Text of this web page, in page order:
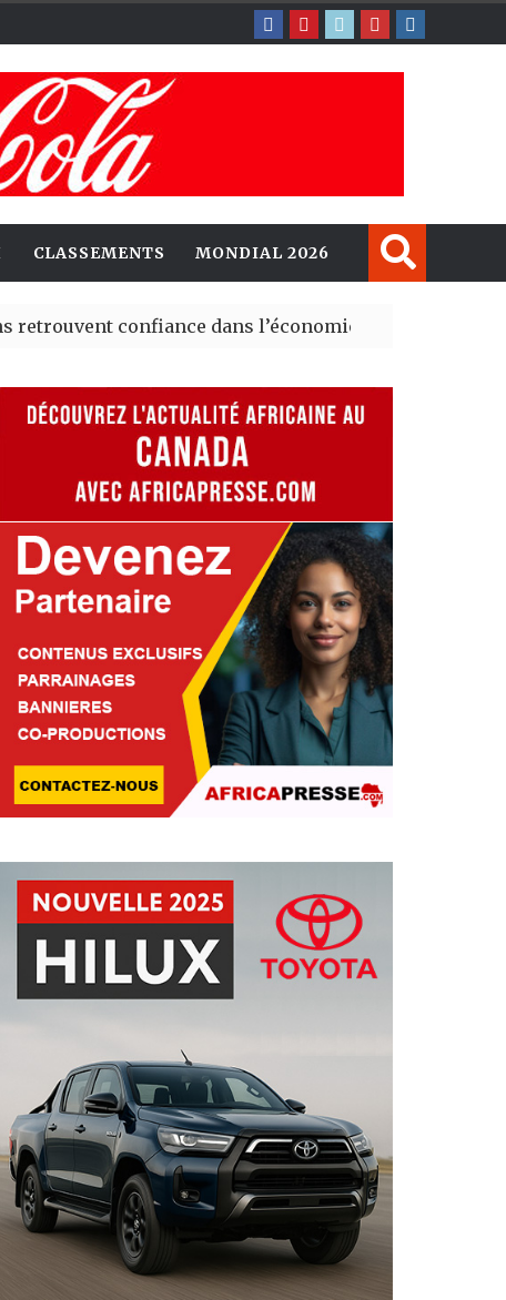
CLASSEMENTS MONDIAL 2026
confiance dans l’économie, mais trois grands